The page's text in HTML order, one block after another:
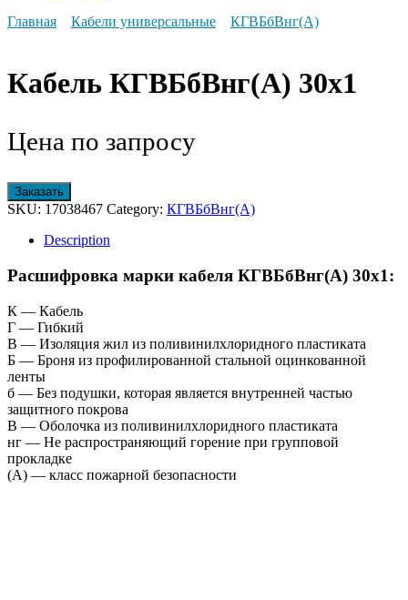
Главная
Кабели универсальные КГВБбВнг(А)
Кабель КГВБбВнг(А) 30х1
Цена по запросу
Заказать
SKU: 17038467 Category: КГВБбВнг(А)
Description
Расшифровка марки кабеля КГВБбВнг(А) 30х1:
К — Кабель
Г — Гибкий
В — Изоляция жил из поливинилхлоридного пластиката
Б — Броня из профилированной стальной оцинкованной
ленты
б — Без подушки, которая является внутренней частью
защитного покрова
В — Оболочка из поливинилхлоридного пластиката
нг — Не распространяющий горение при групповой
прокладке
(А) — класс пожарной безопасности